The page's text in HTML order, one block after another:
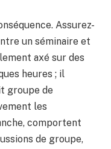
Assurez-
un séminaire et
axé sur des
heures ; il
groupe de
les
comportent
de groupe,